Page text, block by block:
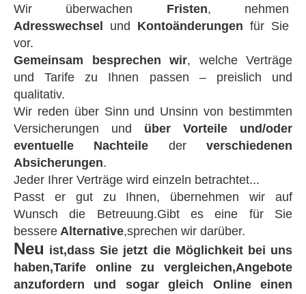
Wir überwachen Fristen, nehmen
Adresswechsel
und Kontoänderungen für Sie
vor.
Gemeinsam besprechen
wir, welche Verträge
und Tarife zu Ihnen passen – preislich und
qualitativ.
Wir reden über Sinn und Unsinn von bestimmten
Versicherungen und über Vorteile und/oder
eventuelle Nachteile derverschiedenen
Absicherungen.
Jeder Ihrer Verträge wird einzeln betrachtet...
Passt er gut zu Ihnen, übernehmen wir auf
Wunsch die Betreuung.Gibt es eine für Sie
bessere Alternative,sprechen wir darüber.
Neu ist,dass Sie jetzt die Möglichkeit bei uns
haben,Tarife online zu ver­gleichen,Angebote
anzufordern und sogar
gleich Online einen